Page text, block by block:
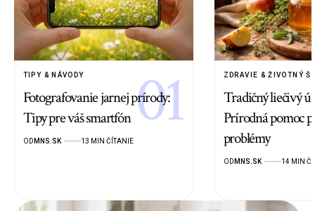
TIPY & NÁVODY
Fotografovanie jarnej prírody:
Tipy pre váš smartfón
OD MNS.SK 13 MIN ČÍTANIE
ZDRAVIE & ŽIVOTNÝ
Tradičný liečivý
Prírodná pomoc
problémy
OD MNS.SK 14 MIN